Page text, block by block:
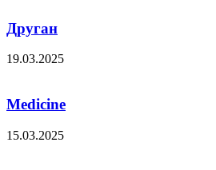
Друган
19.03.2025
Medicine
15.03.2025